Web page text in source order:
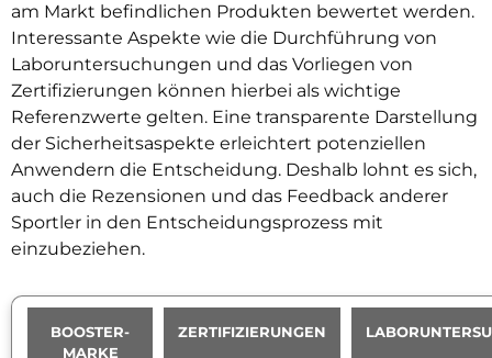
am Markt befindlichen Produkten bewertet werden.
Interessante Aspekte wie die Durchführung von
Laboruntersuchungen und das Vorliegen von
Zertifizierungen können hierbei als wichtige
Referenzwerte gelten. Eine transparente Darstellung
der Sicherheitsaspekte erleichtert potenziellen
Anwendern die Entscheidung. Deshalb lohnt es sich,
auch die Rezensionen und das Feedback anderer
Sportler in den Entscheidungsprozess mit
einzubeziehen.
BOOSTER-
MARKE
ZERTIFIZIERUNGEN